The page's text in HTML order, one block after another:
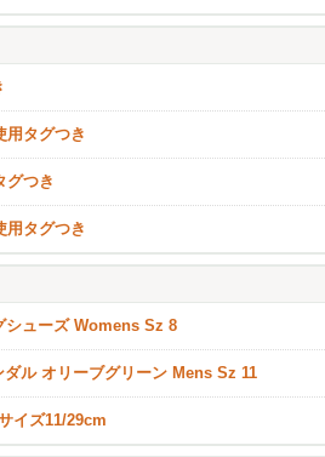
タグつき
つき
タグつき
シューズ Womens Sz 8
ル オリーブグリーン Mens Sz 11
イズ11/29cm